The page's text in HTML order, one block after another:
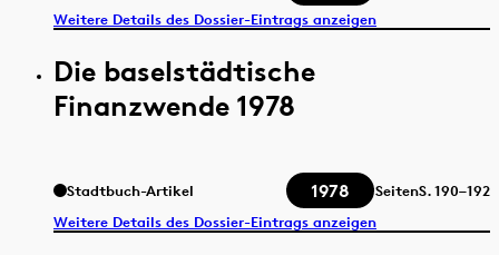
Weitere Details des Dossier-Eintrags anzeigen
Die baselstädtische
Finanzwende 1978
Stadtbuch-Artikel 1978 SeitenS.190–192
Weitere Details des Dossier-Eintrags anzeigen